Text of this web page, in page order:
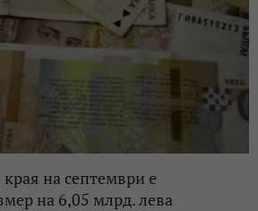
на септември е
на 6,05 млрд. лева